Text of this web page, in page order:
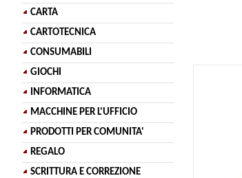
CARTA
CARTOTECNICA
CONSUMABILI
GIOCHI
INFORMATICA
MACCHINE PER L'UFFICIO
PRODOTTI PER COMUNITA'
REGALO
SCRITTURA E CORREZIONE